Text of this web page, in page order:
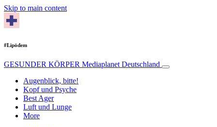
Skip to main content
#Lipödem
GESUNDER KÖRPER Mediaplanet Deutschland
Augenblick, bitte!
Kopf und Psyche
Best Ager
Luft und Lunge
More